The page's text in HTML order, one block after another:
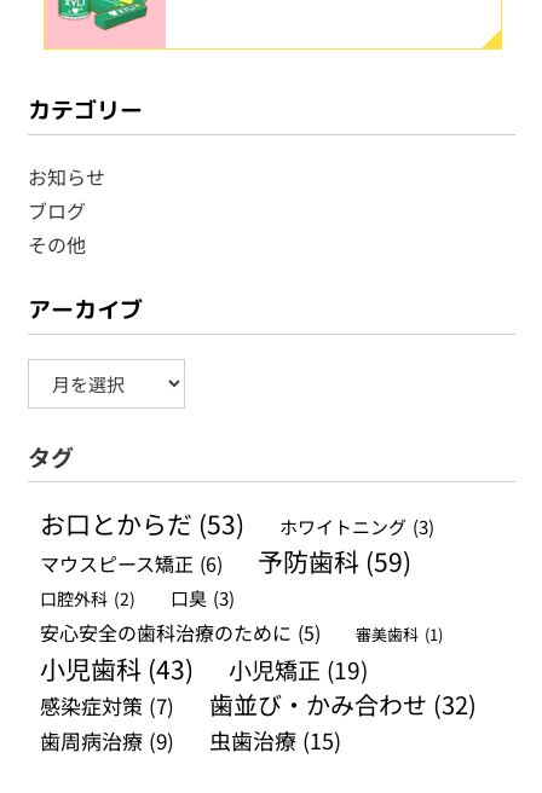
カテゴリー
お知らせ
ブログ
その他
アーカイブ
ー
カ
ブ
タグ
お口とからだ (53) ホワイトニング (3)
マウスピース矯正 (6) 予防歯科 (59)
口腔外科 (2) 口臭 (3)
安心安全の歯科治療のために (5) 審美歯科 (1)
小児歯科 (43) 小児矯正 (19)
感染症対策 (7) 歯並び・かみ合わせ (32)
歯周病治療 (9) 虫歯治療 (15)